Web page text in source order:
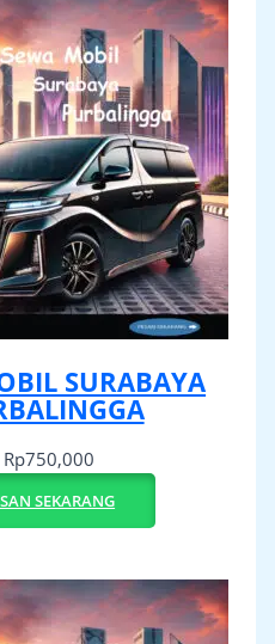
SURABAYA
Rp750,000
SEKARANG